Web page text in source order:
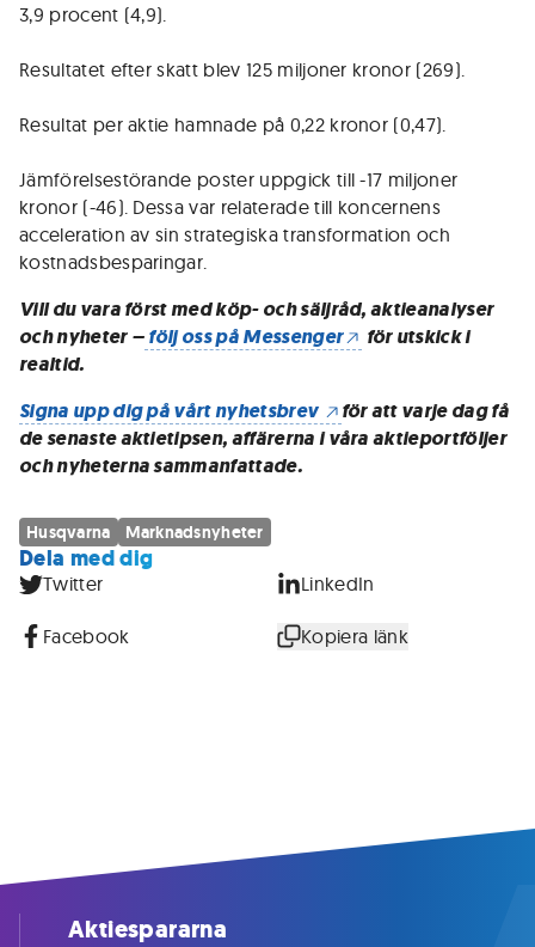
3,9 procent (4,9).
Resultatet efter skatt blev 125 miljoner kronor (269).
Resultat per aktie hamnade på 0,22 kronor (0,47).
Jämförelsestörande poster uppgick till -17 miljoner
kronor (-46). Dessa var relaterade till koncernens
acceleration av sin strategiska transformation och
kostnadsbesparingar.
Vill du vara först med köp- och säljråd, aktieanalyser
och nyheter –följ oss på Messenger
för utskick i
realtid.
Signa upp dig på vårt nyhetsbrev
för att varje dag få
de senaste aktietipsen, affärerna i våra aktieportföljer
och nyheterna sammanfattade.
Husqvarna Marknadsnyheter
Dela med dig
Twitter LinkedIn
Facebook Kopiera länk
Aktiespararna